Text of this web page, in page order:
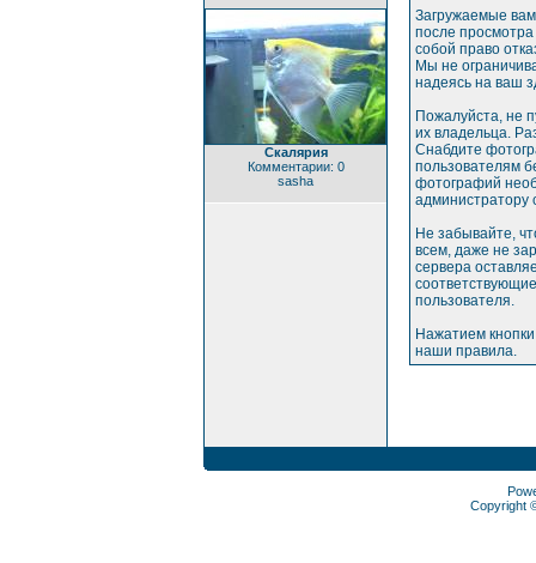
Скалярия
Комментарии: 0
sasha
Загружаемые
после
собой право
Мы не
надеясь на ваш
Пожалуйста, не
их владельца.
Снабдите
пользователям
фотографий
администратору
Не забывайте,
всем, даже не
сервера
пользователя.
Нажатием
наши правила.
Copyright